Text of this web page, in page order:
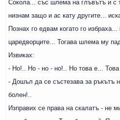
Сокола... със шлема на глъвътъ и с
низнам защо и ас кату другите...
Познах го едвам когато го
царедворците... Тогава шлема му
Извиках:
- Но!.. Но - но - но!.. Но това е...
- Дошъл да се състезава за ръкътъ
болен!..
Изправих се права на скалатъ - не